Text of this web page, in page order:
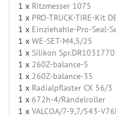
1 x Ritzmesser 1075
1 x PRO-TRUCK-TIRE-Kit
1 x Einziehahle-Pro-Seal-
1 x WE-SET-M4,5/25
1 x Silikon
1 x 260Z-balance-5
1 x 260Z-balance-35
1 x Radialpflaster CX 56/3
1 x 672h-4/Rändelroller
1 x VALCOA/7-9,7/543-